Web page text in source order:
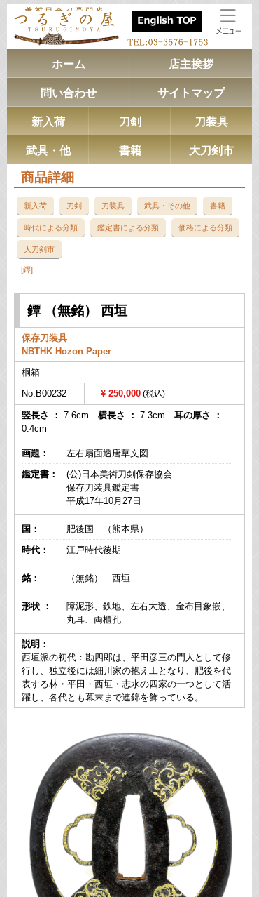
ホーム 店主挨拶
問い合わせ サイトマップ
新入荷 刀剣 刀装具
武具・他 書籍 大刀剣市
商品詳細
新入荷 刀剣 刀装具 武具・その他 書籍
時代による分類 鑑定書による分類 価格による分類
大刀剣市
鐔
鐔 （無銘） 西垣
保存刀装具
NBTHK Hozon Paper
桐箱
No.B00232
250,000
竪長さ ： 7.6cm 横長さ ： 7.3cm 耳の厚さ ：
0.4cm
画題：
左右扇面透唐草文図
鑑定書：
(公)日本美術刀剣保存協会
保存刀装具鑑定書
平成17年10月27日
国：
肥後国 （熊本県）
時代：
江戸時代後期
銘： （無銘） 西垣
形状 ：
障泥形、鉄地、左右大透、金布目象嵌、
丸耳、両櫃孔
説明：
西垣派の初代：勘四郎は、平田彦三の門人として修
行し、独立後には細川家の抱え工となり、肥後を代
表する林・平田・西垣・志水の四家の一つとして活
躍し、各代とも幕末まで連錦を飾っている。